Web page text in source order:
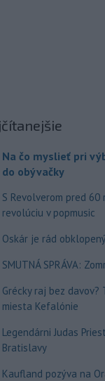
Na čo myslieť pri
do obývačky
S Revolverom pred
revolúciu v popmusic
Oskár je rád
SMUTNÁ SPRÁVA:
Grécky raj bez
miesta Kefalónie
Legendárni Judas
Bratislavy
Kaufland pozýva na